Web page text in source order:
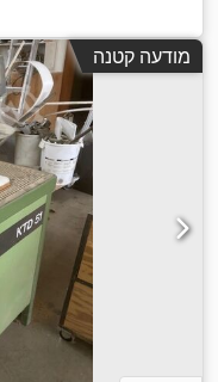
מודעה קטנה